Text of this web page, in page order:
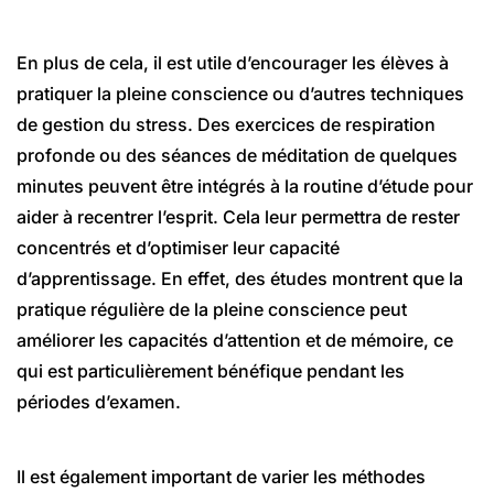
En plus de cela, il est utile d’encourager les élèves à
pratiquer la pleine conscience ou d’autres techniques
de gestion du stress. Des exercices de respiration
profonde ou des séances de méditation de quelques
minutes peuvent être intégrés à la routine d’étude pour
aider à recentrer l’esprit. Cela leur permettra de rester
concentrés et d’optimiser leur capacité
d’apprentissage. En effet, des études montrent que la
pratique régulière de la pleine conscience peut
améliorer les capacités d’attention et de mémoire, ce
qui est particulièrement bénéfique pendant les
périodes d’examen.
Il est également important de varier les méthodes